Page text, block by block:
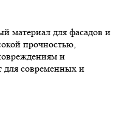
для фасадов и
прочностью,
и
для современных и